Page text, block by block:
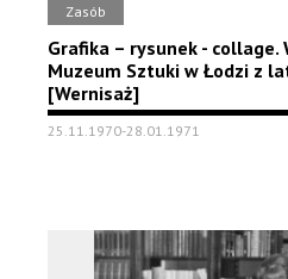
Zasób
Grafika – rysunek -
Muzeum Sztuki w Łodzi z
[Wernisaż]
25.11.1970-28.01.1971